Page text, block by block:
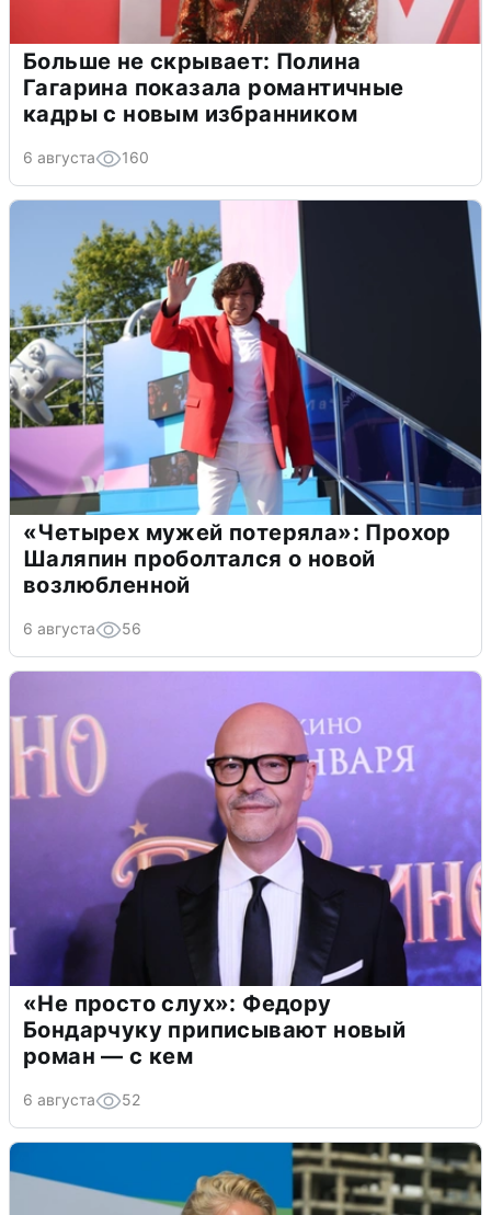
Больше не скрывает: Полина
Гагарина показала романтичные
кадры с новым избранником
6 августа 160
«Четырех мужей потеряла»: Прохор
Шаляпин проболтался о новой
возлюбленной
6 августа 56
«Не просто слух»: Федору
Бондарчуку приписывают новый
роман — с кем
6 августа 52